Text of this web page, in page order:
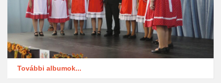
További albumok...